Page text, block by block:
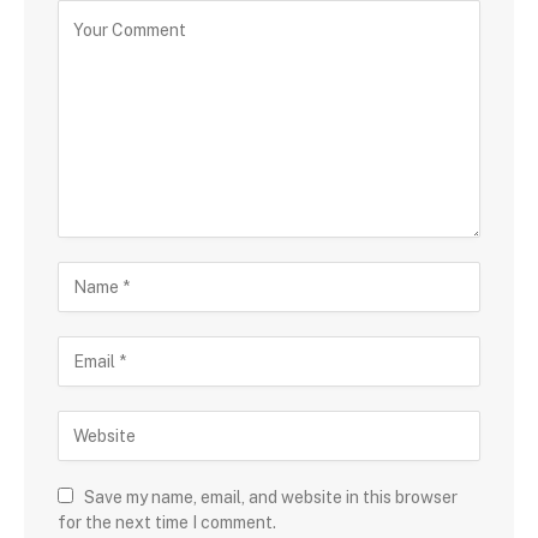
Save my name, email, and website in this browser
for the next time I comment.